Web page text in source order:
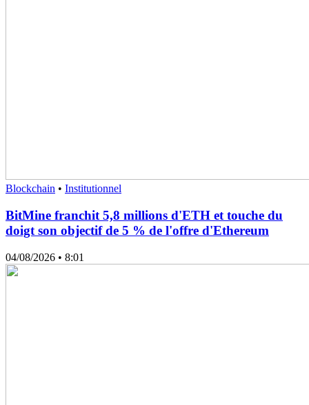
Blockchain • Institutionnel
BitMine franchit 5,8 millions d'ETH et touche du
doigt son objectif de 5 % de l'offre d'Ethereum
04/08/2026 • 8:01